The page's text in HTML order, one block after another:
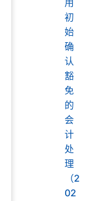
用
初
始
确
认
豁
免
的
会
计
处
理
（2
02